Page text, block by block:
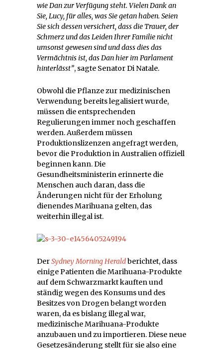
wie Dan zur Verfügung steht. Vielen Dank an
Sie, Lucy, für alles, was Sie getan haben. Seien
Sie sich dessen versichert, dass die Trauer, der
Schmerz und das Leiden Ihrer Familie nicht
umsonst gewesen sind und dass dies das
Vermächtnis ist, das Dan hier im Parlament
hinterlässt”, sagte Senator Di Natale.
Obwohl die Pflanze zur medizinischen
Verwendung bereits legalisiert wurde,
müssen die entsprechenden
Regulierungen immer noch geschaffen
werden. Außerdem müssen
Produktionslizenzen angefragt werden,
bevor die Produktion in Australien offiziell
beginnen kann. Die
Gesundheitsministerin erinnerte die
Menschen auch daran, dass die
Änderungen nicht für der Erholung
dienendes Marihuana gelten, das
weiterhin illegal ist.
DerSydney Morning Heraldberichtet, dass
einige Patienten die Marihuana-Produkte
auf dem Schwarzmarkt kauften und
ständig wegen des Konsums und des
Besitzes von Drogen belangt worden
waren, da es bislang illegal war,
medizinische Marihuana-Produkte
anzubauen und zu importieren. Diese neue
Gesetzesänderung stellt für sie also eine